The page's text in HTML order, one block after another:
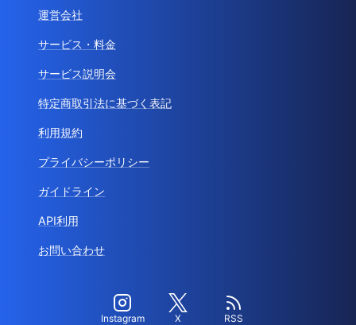
運営会社
サービス・料金
サービス説明会
特定商取引法に基づく表記
利用規約
プライバシーポリシー
ガイドライン
API利用
お問い合わせ
Instagram X RSS